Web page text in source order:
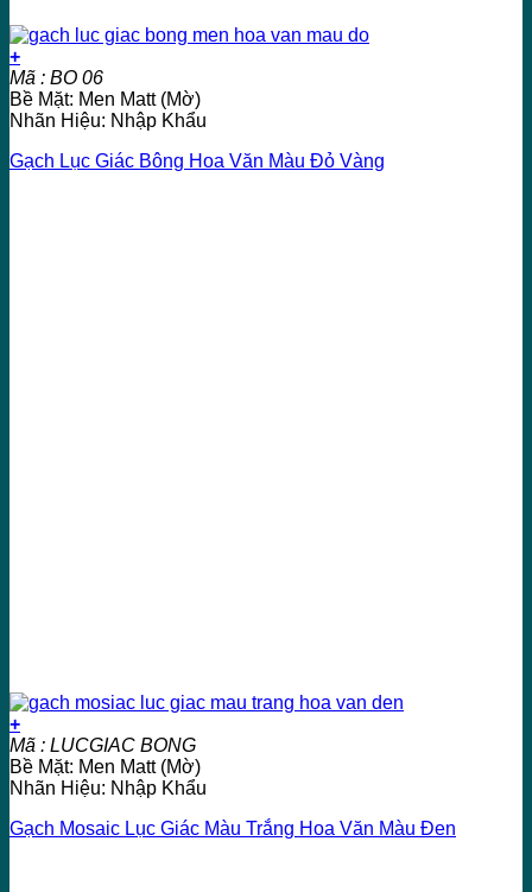
+
Mã : BO 06
Bề Mặt: Men Matt (Mờ)
Nhãn Hiệu: Nhập Khẩu
Gạch Lục Giác Bông Hoa Văn Màu Đỏ Vàng
+
Mã : LUCGIAC BONG
Bề Mặt: Men Matt (Mờ)
Nhãn Hiệu: Nhập Khẩu
Gạch Mosaic Lục Giác Màu Trắng Hoa Văn Màu Đen